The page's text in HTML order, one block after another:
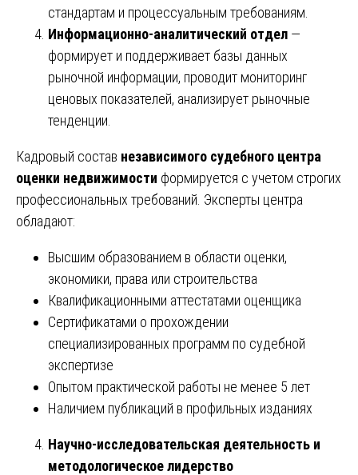
стандартам и процессуальным требованиям.
Информационно-аналитический отдел —
формирует и поддерживает базы данных
рыночной информации, проводит мониторинг
ценовых показателей, анализирует рыночные
тенденции.
Кадровый состав независимого судебного центра
оценки недвижимости формируется с учетом строгих
профессиональных требований. Эксперты центра
обладают:
Высшим образованием в области оценки,
экономики, права или строительства
Квалификационными аттестатами оценщика
Сертификатами о прохождении
специализированных программ по судебной
экспертизе
Опытом практической работы не менее 5 лет
Наличием публикаций в профильных изданиях
Научно-исследовательская деятельность и
методологическое лидерство